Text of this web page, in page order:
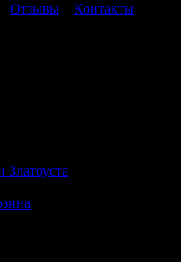
Отзывы
Контакты